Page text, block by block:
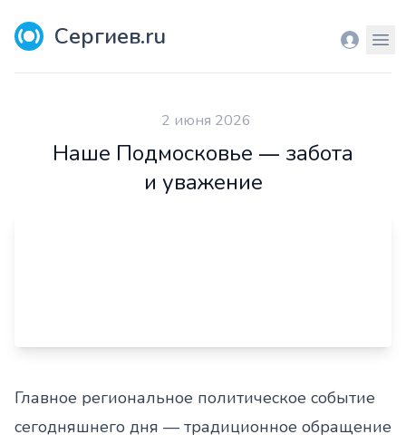
Сергиев.ru Вход
2 июня 2026
Наше Подмосковье ― забота
и уважение
Главное региональное политическое событие
сегодняшнего дня — традиционное обращение